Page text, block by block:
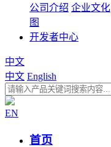
公司介绍 企业文化
图
开发者中心
中文
中文 English
EN
首页